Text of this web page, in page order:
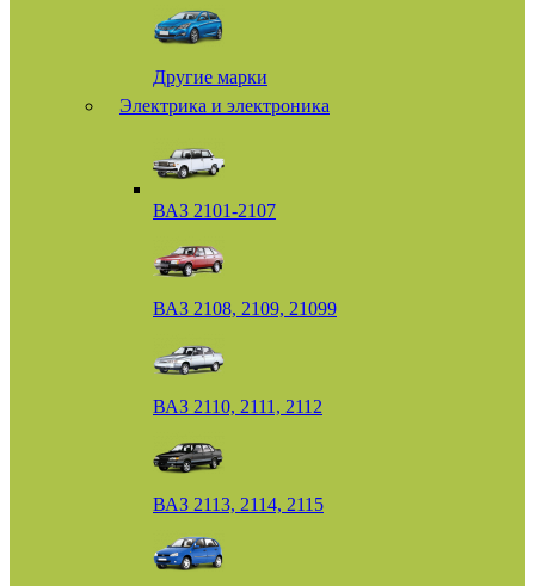
Другие марки
Электрика и электроника
ВАЗ 2101-2107
ВАЗ 2108, 2109, 21099
ВАЗ 2110, 2111, 2112
ВАЗ 2113, 2114, 2115